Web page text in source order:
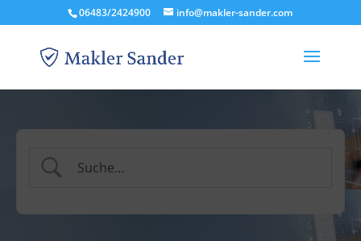
06483/2424900 info@makler-sander.com